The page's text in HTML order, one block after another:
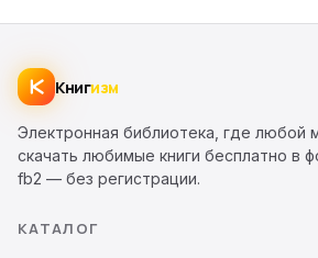
Книгизм
Электронная библиотека, где любой
скачать любимые книги бесплатно в
fb2 — без регистрации.
КАТАЛОГ